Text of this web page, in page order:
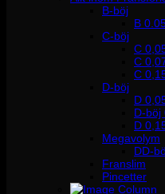
B-böj
B
C-böj
C
C
C
D-böj
D
D-böj
D
Megavolym
DD-
Franslim
Pincetter